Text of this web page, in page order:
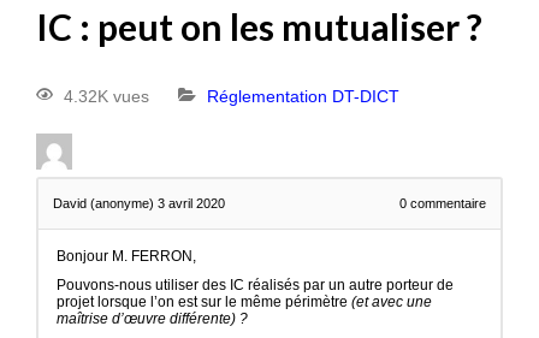
IC : peut on les mutualiser ?
4.32K vues Réglementation DT-DICT
David (anonyme) 3 avril 2020 0 commentaire
Bonjour M. FERRON,
Pouvons-nous utiliser des IC réalisés par un autre porteur de
projet lorsque l’on est sur le même périmètre (et avec une
maîtrise d’œuvre différente) ?